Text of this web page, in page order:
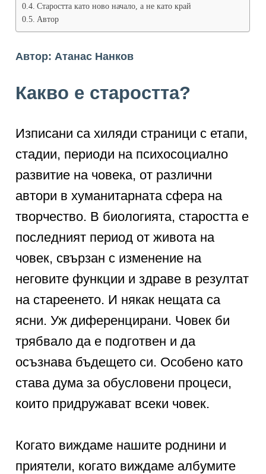
Старостта като ново начало, а не като край
Автор
Автор: Атанас Нанков
Какво е старостта?
Изписани са хиляди страници с етапи,
стадии, периоди на психосоциално
развитие на човека, от различни
автори в хуманитарната сфера на
творчество. В биологията, старостта е
последният период от живота на
човек, свързан с изменение на
неговите функции и здраве в резултат
на стареенето. И някак нещата са
ясни. Уж диференцирани. Човек би
трябвало да е подготвен и да
осъзнава бъдещето си. Особено като
става дума за обусловени процеси,
които придружават всеки човек.
Когато виждаме нашите роднини и
приятели, когато виждаме албумите